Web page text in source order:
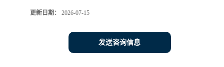
更新日期： 2026-07-15
发送咨询信息